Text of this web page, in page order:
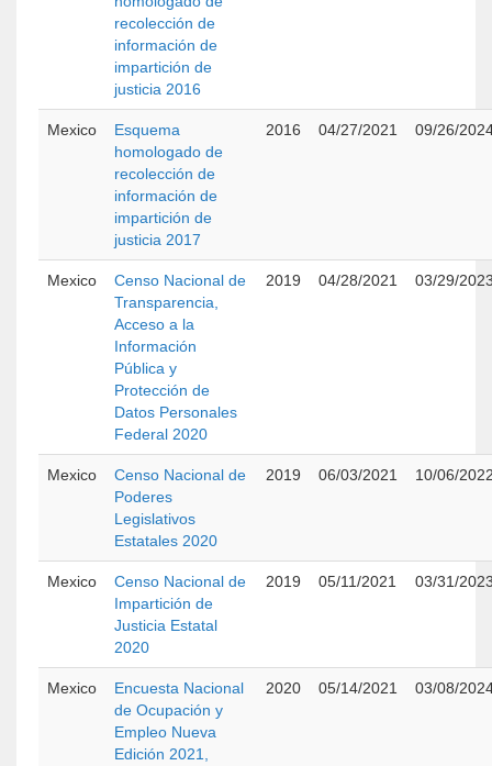
recolección de
información de
impartición de
justicia 2016
Mexico
Esquema
homologado de
recolección de
información de
impartición de
justicia 2017
2016 04/27/2021 09/26/
Mexico
Censo Nacional de
Transparencia,
Acceso a la
Información
Pública y
Protección de
Datos Personales
Federal 2020
2019 04/28/2021 03/29/
Mexico
Censo Nacional de
Poderes
Legislativos
Estatales 2020
2019 06/03/2021 10/06/
Mexico
Censo Nacional de
Impartición de
Justicia Estatal
2020
2019 05/11/2021 03/31/
Mexico
Encuesta Nacional
de Ocupación y
Empleo Nueva
Edición 2021,
2020 05/14/2021 03/08/